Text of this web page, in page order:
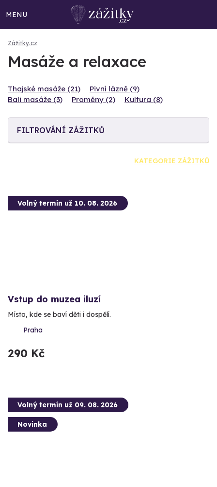
MENU
Zážitky.cz
Masáže a relaxace
Thajské masáže (21)
Pivní lázně (9)
Bali masáže (3)
Proměny (2) Kultura (8)
FILTROVÁNÍ ZÁŽITKŮ
KATEGORIE ZÁŽITKŮ
Volný termín už 10. 08. 2026
Vstup do muzea iluzí
Místo, kde se baví děti i dospělí.
Praha
290 Kč
Volný termín už 09. 08. 2026
Novinka